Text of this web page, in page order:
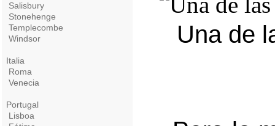
Salisbury
Stonehenge
Templecombe
Windsor
Italia
Roma
Venecia
Portugal
Lisboa
Una de